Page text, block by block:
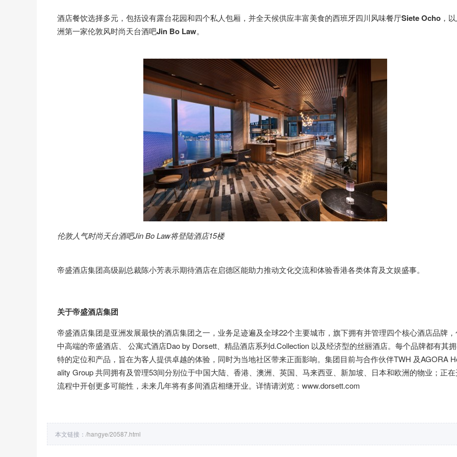
酒店餐饮选择多元，包括设有露台花园和四个私人包厢，并全天候供应丰富美食的西班牙四川风味餐厅Siete Ocho ，
洲第一家伦敦风时尚天台酒吧Jin Bo Law。
伦敦人气时尚天台酒吧Jin Bo Law将登陆酒店15楼
帝盛酒店集团高级副总裁陈小芳表示期待酒店在启德区能助力推动文化交流和体验香港各类体育及文娱盛事。
关于帝盛酒店集团
帝盛酒店集团是亚洲发展最快的酒店集团之一，业务足迹遍及全球22个主要城市，旗下拥有并管理四个核心酒店品牌
中高端的帝盛酒店、 公寓式酒店Dao by Dorsett、精品酒店系列d.Collection 以及经济型的丝丽酒店。每个品牌都有其
特的定位和产品，旨在为客人提供卓越的体验，同时为当地社区带来正面影响。集团目前与合作伙伴TWH 及AGORA
ality Group 共同拥有及管理53间分别位于中国大陆、香港、澳洲、英国、马来西亚、新加坡、日本和欧洲的物业；正
流程中开创更多可能性，未来几年将有多间酒店相继开业。详情请浏览： www.dorsett.com
本文链接： /hangye/20587.html